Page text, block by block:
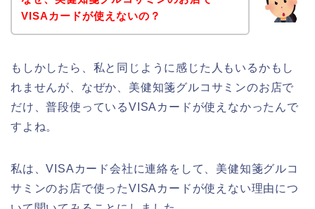
VISAカードが使えないの？
もしかしたら、私と同じように感じた人もいるかもし
れませんが、なぜか、美健知箋グルコサミンのお店で
だけ、普段使っているVISAカードが使えなかったんで
すよね。
私は、VISAカード会社に連絡をして、美健知箋グルコ
サミンのお店で使ったVISAカードが使えない理由につ